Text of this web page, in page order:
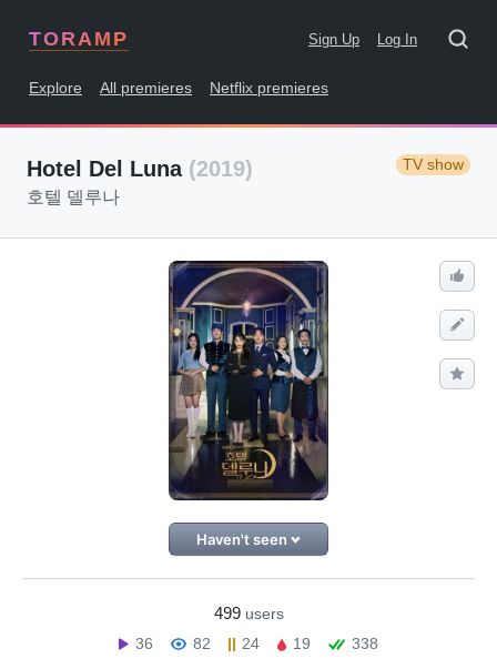
TORAMP Sign Up Log In
Explore All premieres Netflix premieres
Hotel Del Luna (2019) TV show
호텔 델루나
Haven't seen
499 users
36
82 24 19 338